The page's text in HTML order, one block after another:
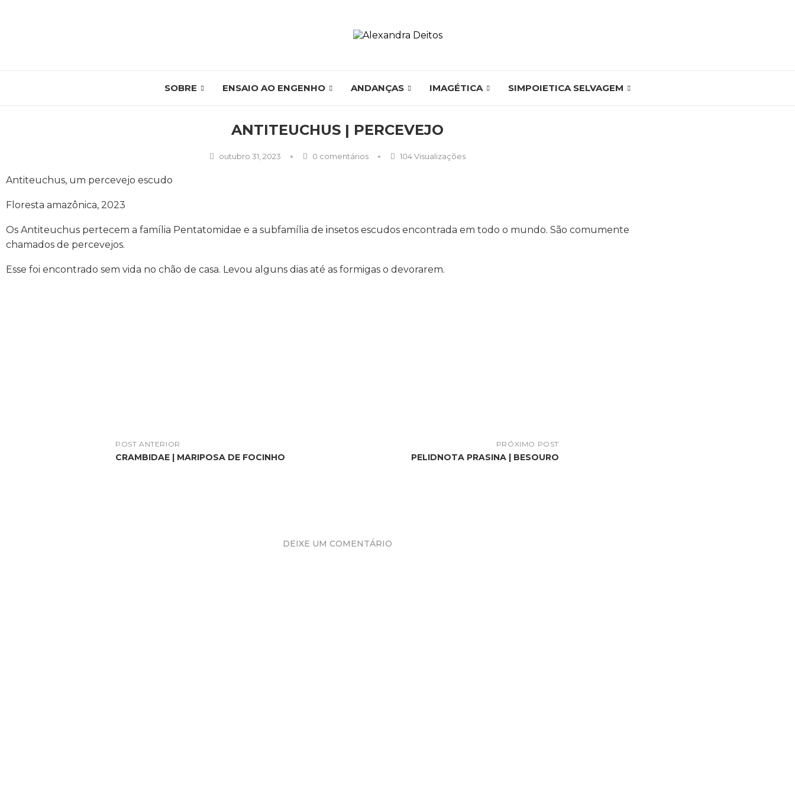
SOBRE ENSAIO AO ENGENHO ANDANÇAS IMAGÉTICA SIMPOIETICA SELVAGEM
ANTITEUCHUS | PERCEVEJO
outubro 31, 2023 0 comentários 104Visualizações
Antiteuchus, um percevejo escudo
Floresta amazônica, 2023
Os Antiteuchus pertecem a família Pentatomidae e a subfamília de insetos escudos encontrada em todo o mundo. São comumente
chamados de percevejos.
Esse foi encontrado sem vida no chão de casa. Levou alguns dias até as formigas o devorarem.
POST ANTERIOR
CRAMBIDAE | MARIPOSA DE FOCINHO
PRÓXIMO POST
PELIDNOTA PRASINA | BESOURO
DEIXE UM COMENTÁRIO